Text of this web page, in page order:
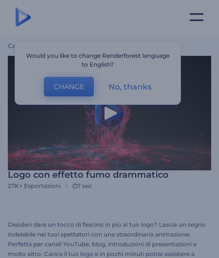
Casa
Logo con effetto fumo drammatico
27K+ Esportazioni 7 sec
Desideri dare un tocco di fascino in più al tuo logo? Lascia un segno
indelebile nei tuoi spettatori con una straordinaria animazione.
Perfetta per canali YouTube, blog, introduzioni di presentazioni e
molto altro. Carica il tuo logo e in pochi minuti potrai assistere a
Would you like to change Renderforest language
to English?
CHANGE No, thanks